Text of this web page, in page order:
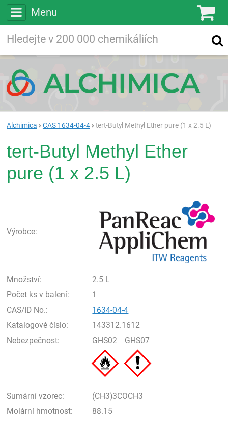
Menu
Vyhledávání
Alchimica CAS 1634-04-4 tert-Butyl Methyl Ether pure (1 x 2.5 L)
tert-Butyl Methyl Ether
pure (1 x 2.5 L)
Výrobce:
Množství:
2.5 L
Počet ks v balení:
1
CAS/ID No.:
1634-04-4
Katalogové číslo:
143312.1612
Nebezpečnost:
GHS02 GHS07
Sumární vzorec:
(CH3)3COCH3
Molární hmotnost:
88.15